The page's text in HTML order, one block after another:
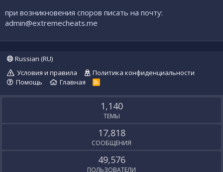
при возникновения споров писать на почту:
admin@extremecheats.me
Russian (RU)
Условия и правила
Политика конфиденциальности
Помощь
Главная
R
S
1,140
ТЕМЫ
17,818
СООБЩЕНИЯ
49,576
ПОЛЬЗОВАТЕЛИ